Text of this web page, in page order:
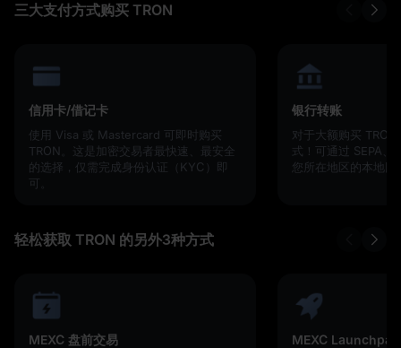
三大支付方式购买 TRON
信用卡/借记卡
使用 Visa 或 Mastercard 可即时购买
TRON。这是加密交易者最快速、最安全
的选择，仅需完成身份认证（KYC）即
可。
银行转账
对于大额购买
式！可通过 SEPA、
您所在地区的本地网
轻松获取 TRON 的另外3种方式
MEXC 盘前交易 MEXC Launchpad